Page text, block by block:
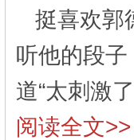
挺喜欢郭
听他的段
道“太刺激
阅读全文>>